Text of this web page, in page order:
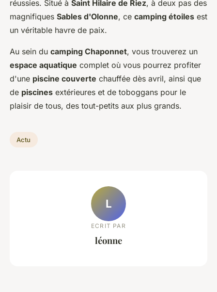
réussies. Situé à Saint Hilaire de Riez, à deux pas des
magnifiques Sables d'Olonne, ce camping étoiles est
un véritable havre de paix.
Au sein du camping Chaponnet, vous trouverez un
espace aquatique complet où vous pourrez profiter
d'une piscine couverte chauffée dès avril, ainsi que
de piscines extérieures et de toboggans pour le
plaisir de tous, des tout-petits aux plus grands.
Actu
L
ECRIT PAR
léonne